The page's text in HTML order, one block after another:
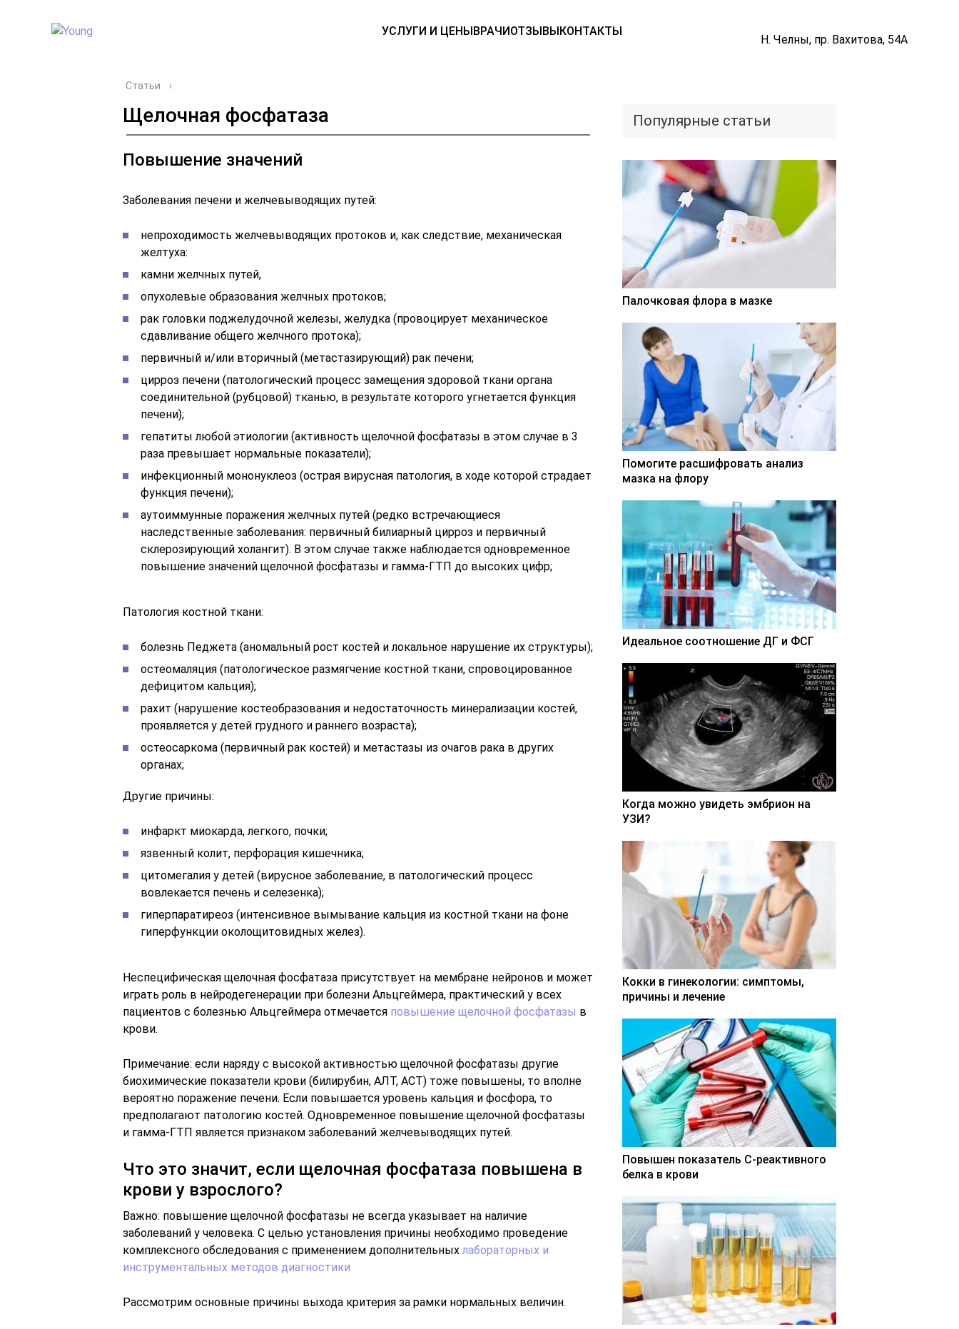
УСЛУГИ И ЦЕНЫВРАЧИОТЗЫВЫКОНТАКТЫ
Н. Челны, пр. Вахитова, 54А
Статьи ›
Щелочная фосфатаза
Повышение значений
Заболевания печени и желчевыводящих путей:
непроходимость желчевыводящих протоков и, как следствие, механическая
желтуха:
камни желчных путей,
опухолевые образования желчных протоков;
рак головки поджелудочной железы, желудка (провоцирует механическое
сдавливание общего желчного протока);
первичный и/или вторичный (метастазирующий) рак печени;
цирроз печени (патологический процесс замещения здоровой ткани органа
соединительной (рубцовой) тканью, в результате которого угнетается функция
печени);
гепатиты любой этиологии (активность щелочной фосфатазы в этом случае в 3
раза превышает нормальные показатели);
инфекционный мононуклеоз (острая вирусная патология, в ходе которой страдает
функция печени);
аутоиммунные поражения желчных путей (редко встречающиеся
наследственные заболевания: первичный билиарный цирроз и первичный
склерозирующий холангит). В этом случае также наблюдается одновременное
повышение значений щелочной фосфатазы и гамма-ГТП до высоких цифр;
Патология костной ткани:
болезнь Педжета (аномальный рост костей и локальное нарушение их структуры);
остеомаляция (патологическое размягчение костной ткани, спровоцированное
дефицитом кальция);
рахит (нарушение костеобразования и недостаточность минерализации костей,
проявляется у детей грудного и раннего возраста);
остеосаркома (первичный рак костей) и метастазы из очагов рака в других
органах;
Другие причины:
инфаркт миокарда, легкого, почки;
язвенный колит, перфорация кишечника;
цитомегалия у детей (вирусное заболевание, в патологический процесс
вовлекается печень и селезенка);
гиперпаратиреоз (интенсивное вымывание кальция из костной ткани на фоне
гиперфункции околощитовидных желез).
Неспецифическая щелочная фосфатаза присутствует на мембране нейронов и может
играть роль в нейродегенерации при болезни Альцгеймера, практический у всех
пациентов с болезнью Альцгеймера отмечается повышение щелочной фосфатазы в
крови.
Примечание: если наряду с высокой активностью щелочной фосфатазы другие
биохимические показатели крови (билирубин, АЛТ, АСТ) тоже повышены, то вполне
вероятно поражение печени. Если повышается уровень кальция и фосфора, то
предполагают патологию костей. Одновременное повышение щелочной фосфатазы
и гамма-ГТП является признаком заболеваний желчевыводящих путей.
Что это значит, если щелочная фосфатаза повышена в
крови у взрослого?
Важно: повышение щелочной фосфатазы не всегда указывает на наличие
заболеваний у человека. С целью установления причины необходимо проведение
комплексного обследования с применением дополнительных лабораторных и
инструментальных методов диагностики
Рассмотрим основные причины выхода критерия за рамки нормальных величин.
Популярные статьи
Палочковая флора в мазке
Помогите расшифровать анализ
мазка на флору
Идеальное соотношение ДГ и ФСГ
Когда можно увидеть эмбрион на
УЗИ?
Кокки в гинекологии: симптомы,
причины и лечение
Повышен показатель С-реактивного
белка в крови